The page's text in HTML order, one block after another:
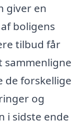
giver en
boligens
tilbud får
sammenligne
de forskellige
og
i sidste ende